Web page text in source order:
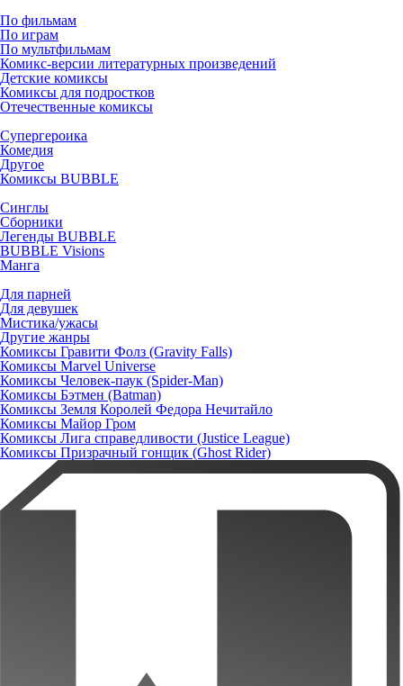
По фильмам
По играм
По мультфильмам
Комикс-версии литературных произведений
Детские комиксы
Комиксы для подростков
Отечественные комиксы
Супергероика
Комедия
Другое
Комиксы BUBBLE
Синглы
Сборники
Легенды BUBBLE
BUBBLE Visions
Манга
Для парней
Для девушек
Мистика/ужасы
Другие жанры
Комиксы Гравити Фолз (Gravity Falls)
Комиксы Marvel Universe
Комиксы Человек-паук (Spider-Man)
Комиксы Бэтмен (Batman)
Комиксы Земля Королей Федора Нечитайло
Комиксы Майор Гром
Комиксы Лига справедливости (Justice League)
Комиксы Призрачный гонщик (Ghost Rider)